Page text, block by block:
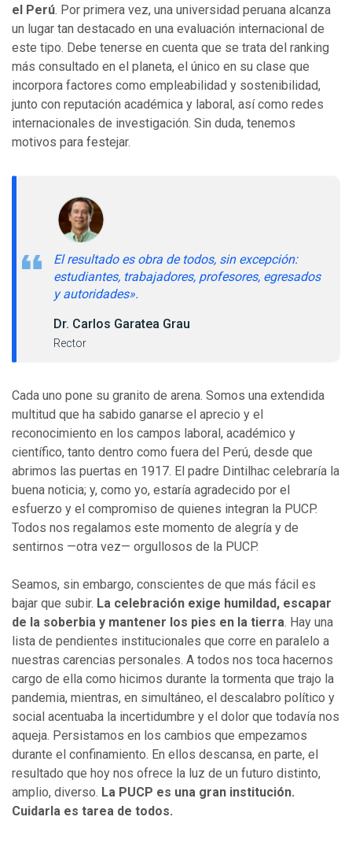
el Perú. Por primera vez, una universidad peruana alcanza
un lugar tan destacado en una evaluación internacional de
este tipo. Debe tenerse en cuenta que se trata del ranking
más consultado en el planeta, el único en su clase que
incorpora factores como empleabilidad y sostenibilidad,
junto con reputación académica y laboral, así como redes
internacionales de investigación. Sin duda, tenemos
motivos para festejar.
El resultado es obra de todos, sin excepción:
estudiantes, trabajadores, profesores, egresados
y autoridades».
Dr. Carlos Garatea Grau
Rector
Cada uno pone su granito de arena. Somos una extendida
multitud que ha sabido ganarse el aprecio y el
reconocimiento en los campos laboral, académico y
científico, tanto dentro como fuera del Perú, desde que
abrimos las puertas en 1917. El padre Dintilhac celebraría la
buena noticia; y, como yo, estaría agradecido por el
esfuerzo y el compromiso de quienes integran la PUCP.
Todos nos regalamos este momento de alegría y de
sentirnos —otra vez— orgullosos de la PUCP.
Seamos, sin embargo, conscientes de que más fácil es
bajar que subir. La celebración exige humildad, escapar
de la soberbia y mantener los pies en la tierra. Hay una
lista de pendientes institucionales que corre en paralelo a
nuestras carencias personales. A todos nos toca hacernos
cargo de ella como hicimos durante la tormenta que trajo la
pandemia, mientras, en simultáneo, el descalabro político y
social acentuaba la incertidumbre y el dolor que todavía nos
aqueja. Persistamos en los cambios que empezamos
durante el confinamiento. En ellos descansa, en parte, el
resultado que hoy nos ofrece la luz de un futuro distinto,
amplio, diverso. La PUCP es una gran institución.
Cuidarla es tarea de todos.